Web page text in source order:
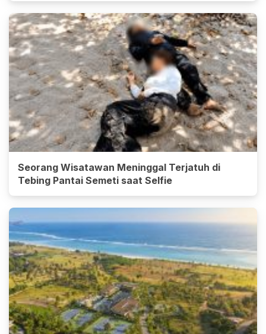
Seorang Wisatawan Meninggal Terjatuh di
Tebing Pantai Semeti saat Selfie